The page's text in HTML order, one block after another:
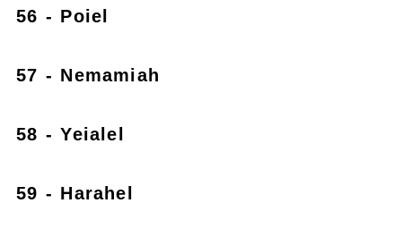
56 - Poiel
57 - Nemamiah
58 - Yeialel
59 - Harahel